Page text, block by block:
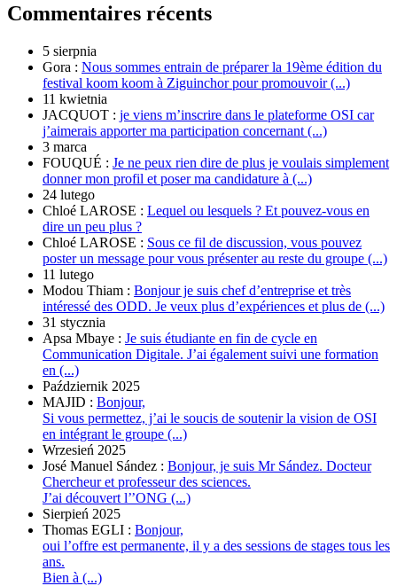
Commentaires récents
5 sierpnia
Gora : Nous sommes entrain de préparer la 19ème édition du
festival koom koom à Ziguinchor pour promouvoir (...)
11 kwietnia
JACQUOT : je viens m’inscrire dans le plateforme OSI car
j’aimerais apporter ma participation concernant (...)
3 marca
FOUQUÉ : Je ne peux rien dire de plus je voulais simplement
donner mon profil et poser ma candidature à (...)
24 lutego
Chloé LAROSE : Lequel ou lesquels ? Et pouvez-vous en
dire un peu plus ?
Chloé LAROSE : Sous ce fil de discussion, vous pouvez
poster un message pour vous présenter au reste du groupe (...)
11 lutego
Modou Thiam : Bonjour je suis chef d’entreprise et très
intéressé des ODD. Je veux plus d’expériences et plus de (...)
31 stycznia
Apsa Mbaye : Je suis étudiante en fin de cycle en
Communication Digitale. J’ai également suivi une formation
en (...)
Październik 2025
MAJID : Bonjour,
Si vous permettez, j’ai le soucis de soutenir la vision de OSI
en intégrant le groupe (...)
Wrzesień 2025
José Manuel Sández : Bonjour, je suis Mr Sández. Docteur
Chercheur et professeur des sciences.
J’ai découvert l’’ONG (...)
Sierpień 2025
Thomas EGLI : Bonjour,
oui l’offre est permanente, il y a des sessions de stages tous les
ans.
Bien à (...)